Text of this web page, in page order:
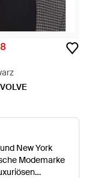
New York
Modemarke